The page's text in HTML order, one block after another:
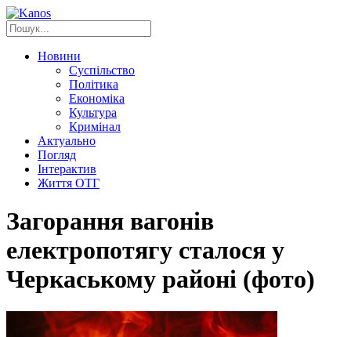
Новини
Суспільство
Політика
Економіка
Культура
Кримінал
Актуально
Погляд
Інтерактив
Життя ОТГ
Загорання вагонів
електропотягу сталося у
Черкаському районі (фото)